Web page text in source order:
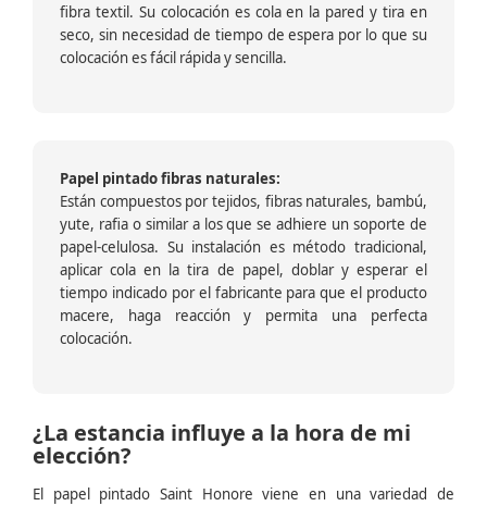
fibra textil. Su colocación es cola en la pared y tira en
seco, sin necesidad de tiempo de espera por lo que su
colocación es fácil rápida y sencilla.
Papel pintado fibras naturales:
Están compuestos por tejidos, fibras naturales, bambú,
yute, rafia o similar a los que se adhiere un soporte de
papel-celulosa. Su instalación es método tradicional,
aplicar cola en la tira de papel, doblar y esperar el
tiempo indicado por el fabricante para que el producto
macere, haga reacción y permita una perfecta
colocación.
¿La estancia influye a la hora de mi
elección?
El papel pintado Saint Honore viene en una variedad de